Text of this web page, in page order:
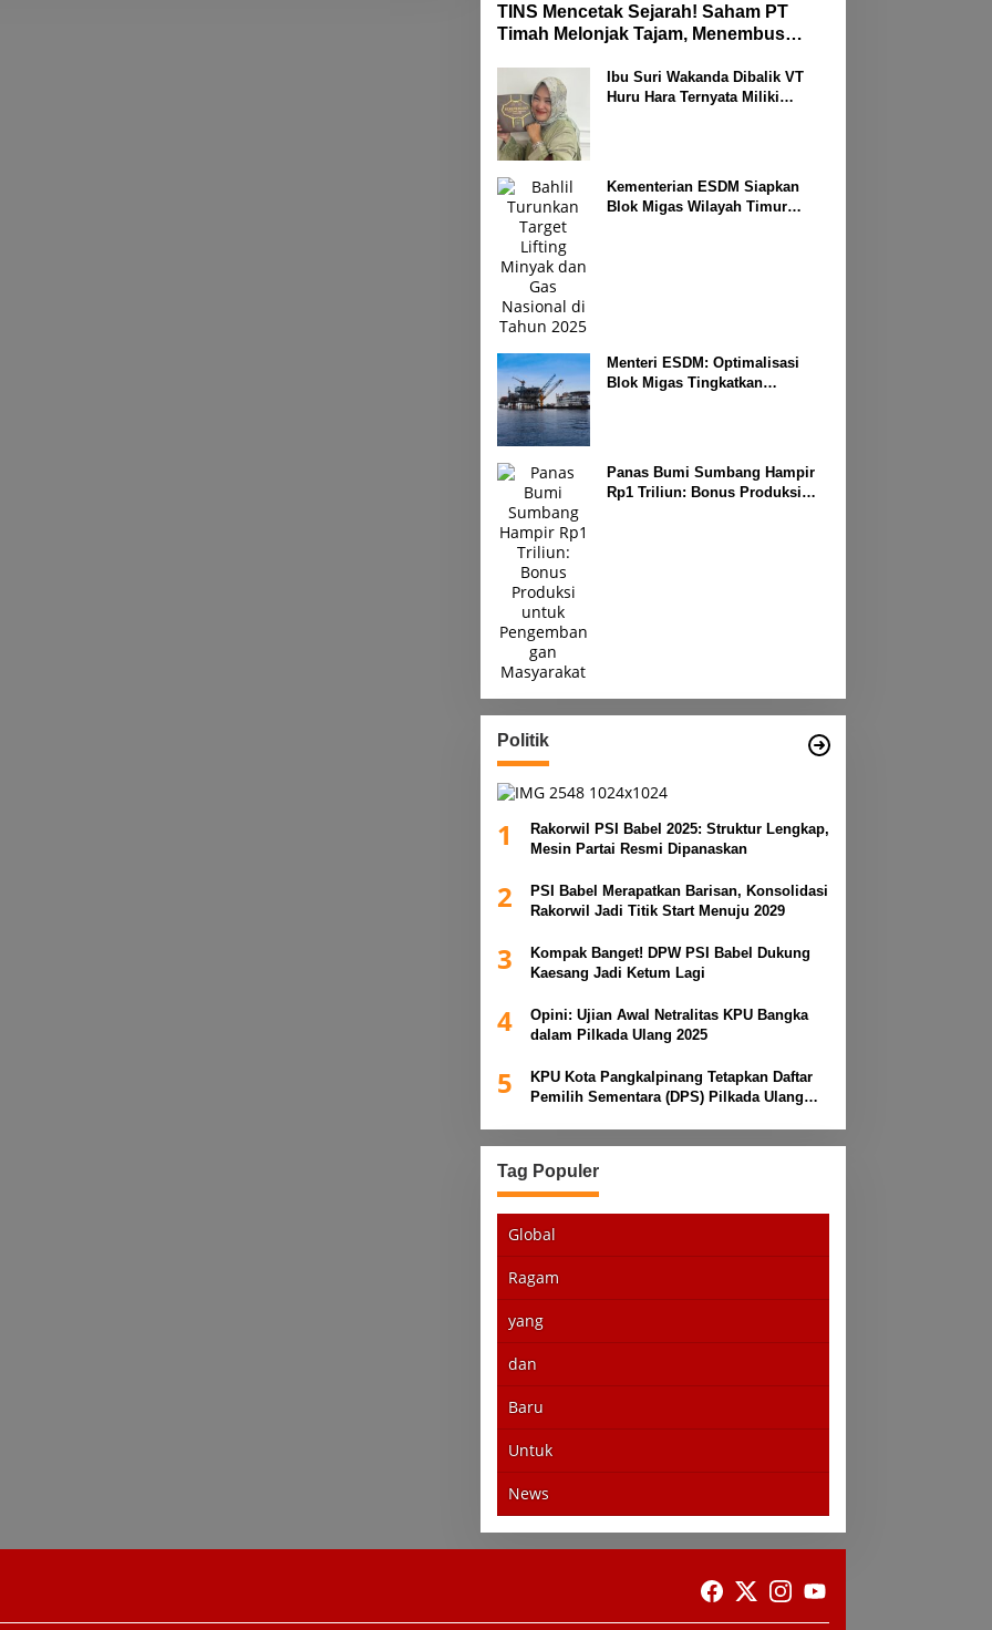
TINS Mencetak Sejarah! Saham PT
Timah Melonjak Tajam, Menembus
Ibu Suri Wakanda Dibalik VT
Huru Hara Ternyata Miliki
Kementerian ESDM Siapkan
Blok Migas Wilayah Timur
Menteri ESDM: Optimalisasi
Blok Migas Tingkatkan
Panas Bumi Sumbang Hampir
Rp1 Triliun: Bonus Produksi
Politik
1
Rakorwil PSI Babel 2025: Struktur Lengkap,
Mesin Partai Resmi Dipanaskan
2
PSI Babel Merapatkan Barisan, Konsolidasi
Rakorwil Jadi Titik Start Menuju 2029
3
Kompak Banget! DPW PSI Babel Dukung
Kaesang Jadi Ketum Lagi
4
Opini: Ujian Awal Netralitas KPU Bangka
dalam Pilkada Ulang 2025
5
KPU Kota Pangkalpinang Tetapkan Daftar
Pemilih Sementara (DPS) Pilkada Ulang
Tag Populer
Global
Ragam
yang
dan
Baru
Untuk
News